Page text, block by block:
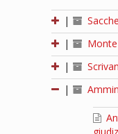
|
|
|
|